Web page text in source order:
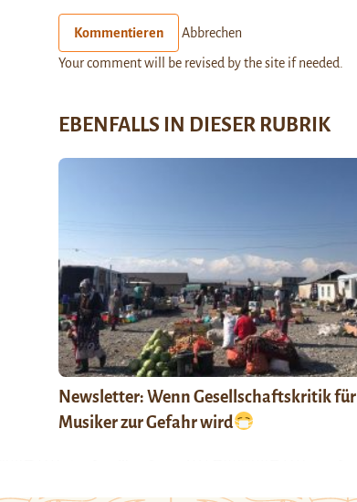
Kommentieren Abbrechen
Your comment will be revised by the site if needed.
EBENFALLS IN DIESER RUBRIK
Newsletter: Wenn Gesellschaftskritik für
Musiker zur Gefahr wird